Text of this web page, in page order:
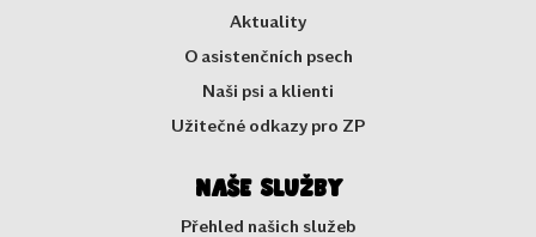
Aktuality
O asistenčních psech
Naši psi a klienti
Užitečné odkazy pro ZP
Naše služby
Přehled našich služeb